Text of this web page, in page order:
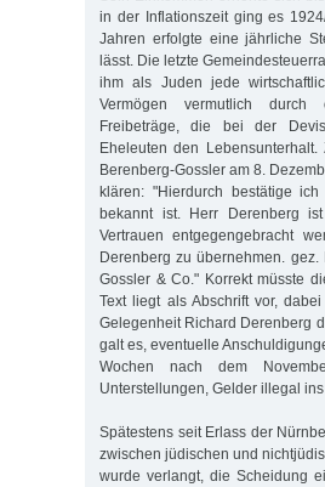
in der Inflationszeit ging es
Jahren erfolgte eine jährliche
lässt. Die letzte
ihm als Juden jede
Vermögen vermutlich durch
Freibeträge, die bei der
Eheleuten den
Berenberg-Gossler am 8.
klären: "Hierdurch bestätige
bekannt ist. Herr Derenberg
Vertrauen entgegengebracht
Derenberg zu übernehmen. gez.
Gossler & Co." Korrekt müsste
Text liegt als Abschrift vor,
Gelegenheit Richard Derenberg
galt es, eventuelle
Wochen nach dem
Unterstellungen, Gelder illegal
Spätestens seit Erlass der
zwischen jüdischen und
wurde verlangt, die Scheidung